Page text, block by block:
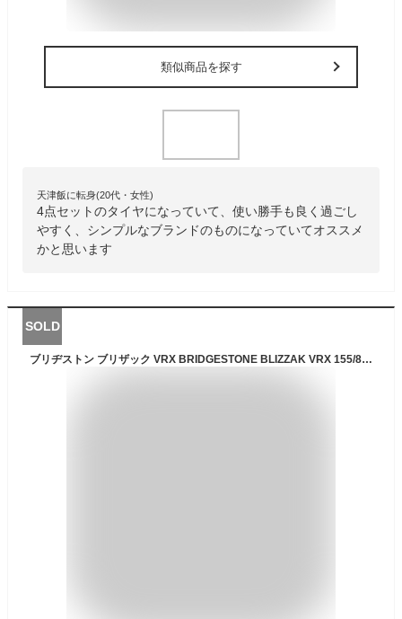
類似商品を探す
天津飯に転身(20代・女性)
4点セットのタイヤになっていて、使い勝手も良く過ごし
やすく、シンプルなブランドのものになっていてオススメ
かと思います
SOLD
ブリヂストン ブリザック VRX BRIDGESTONE BLIZZAK VRX 155/80R13 79Q マルチスチール 〈キャップ無〉 4Jx13 +40 4/100 110 114.3 シルバー(銀色)系 フレア クロスオーバー マーチ スプリンター カローラ ミラージュ ラピュタ ケイ